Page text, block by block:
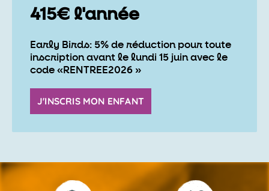
415€ l'année
Early Birds: 5% de réduction pour toute
inscription avant le lundi 15 juin avec le
code «RENTREE2026 »
J'INSCRIS MON ENFANT